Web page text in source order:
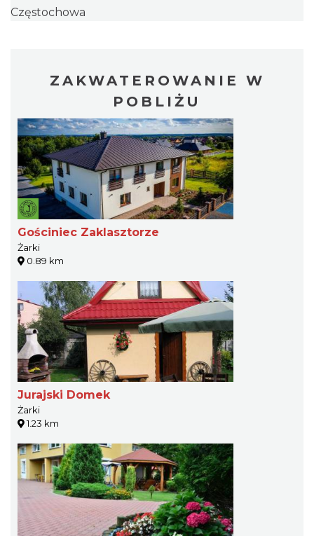
Częstochowa
ZAKWATEROWANIE W
POBLIŻU
Gościniec Zaklasztorze
Żarki
0.89 km
Jurajski Domek
Żarki
1.23 km